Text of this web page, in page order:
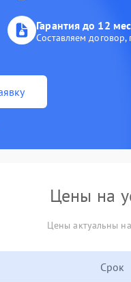
Гарантия до 12
Составляем договор,
Цены на
Цены актуальны
Срок